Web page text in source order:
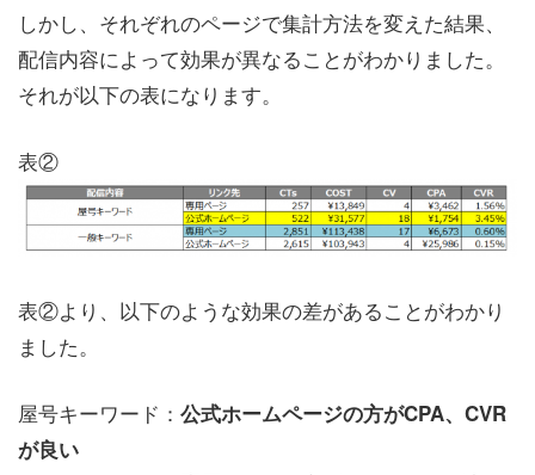
しかし、それぞれのページで集計方法を変えた結果、
配信内容によって効果が異なることがわかりました。
それが以下の表になります。
表②
表②より、以下のような効果の差があることがわかり
ました。
屋号キーワード： 公式ホームページの方がCPA、CVR
が良い